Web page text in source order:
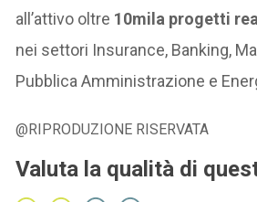
all’attivo oltre 10mila progetti
nei settori Insurance, Banking,
Pubblica Amministrazione e
@RIPRODUZIONE RISERVATA
Valuta la qualità di